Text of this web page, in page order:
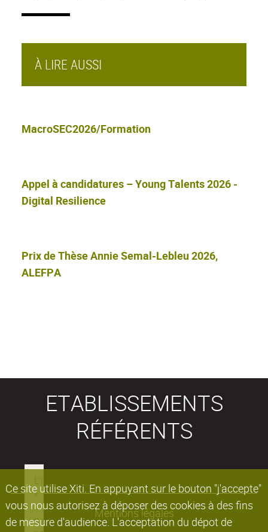
Ce site utilise Xiti. En appuyant sur le bouton "j'accepte"
vous nous autorisez à déposer des cookies à des fins
de mesure d'audience. L'acceptation du dépot de
À LIRE AUSSI
MacroSEC2026/Formation
Appel à candidatures – Young Talents 2026 -
Digital Resilience
Prix de Thèse Annie Semal-Lebleu 2026,
ALEFPA
ETABLISSEMENTS
RÉFÉRENTS
Mentions légales